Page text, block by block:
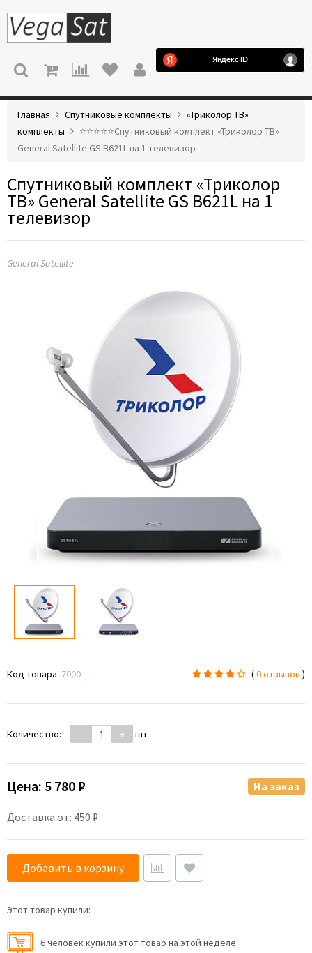
МЕНЮ
Главная Спутниковые комплекты
«Триколор ТВ»
комплекты
⭐️⭐️⭐️⭐️⭐️Спутниковый комплект «Триколор ТВ»
General Satellite GS B621L на 1 телевизор
Спутниковый комплект «Триколор
ТВ» General Satellite GS B621L на 1
телевизор
General Satellite
Код товара: 7000 (0 отзывов )
Количество: - + шт
Цена: 5 780 ₽
Доставка от: 450 ₽
На заказ
Добавить в корзину
Этот товар купили:
6 человек купили этот товар на этой неделе